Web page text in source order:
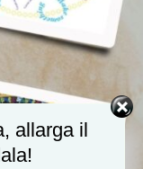
allarga il